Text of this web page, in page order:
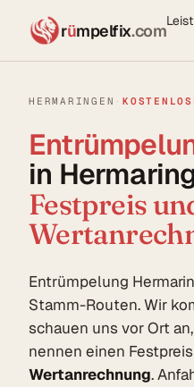
rümpelfix.com
HERMARINGEN ·
in
Festpreis
Entrümpelung
Stamm-Routen. Wir
schauen uns vor Ort
nennen einen
Wertanrechnung.